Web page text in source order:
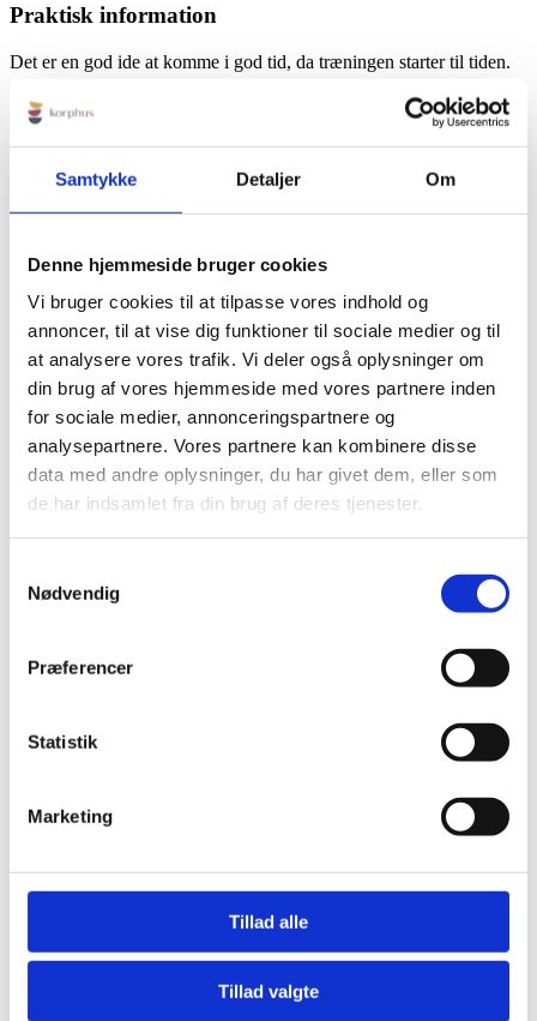
Samtykke Detaljer Om
Denne hjemmeside bruger cookies
Vi bruger cookies til at tilpasse vores indhold og
annoncer, til at vise dig funktioner til sociale medier og til
at analysere vores trafik. Vi deler også oplysninger om
din brug af vores hjemmeside med vores partnere inden
for sociale medier, annonceringspartnere og
analysepartnere. Vores partnere kan kombinere disse
data med andre oplysninger, du har givet dem, eller som
de har indsamlet fra din brug af deres tjenester.
Nødvendig
Præferencer
Statistik
Marketing
Tillad alle
Tillad valgte
Praktisk information
Det er en god ide at komme i god tid, da træningen starter til tiden.
Det er også en god ide at være iført tøj, der giver frihed til
bevægelse.
KORPHUS
4930 Maribo
Tlf:+45 23115758
Mail: info@korphus.dk
CVR 35376933
@2026 korphus
LINKS
Handelsbetingelser
Bliv en del af Korphus !